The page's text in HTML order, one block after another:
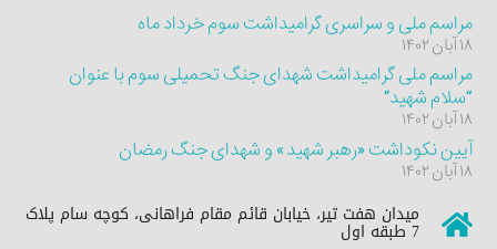
مراسم ملی و سراسری گرامیداشت سوم خرداد ماه
۱۸ آبان ۱۴۰۲
مراسم ملی گرامیداشت شهدای جنگ تحمیلی سوم با عنوان
“سلام شهید”
۱۸ آبان ۱۴۰۲
آیین نکوداشت «رهبر شهید» و شهدای جنگ رمضان
۱۸ آبان ۱۴۰۲
میدان هفت تیر، خیابان قائم مقام فراهانی، کوچه سام پلاک
7 طبقه اول